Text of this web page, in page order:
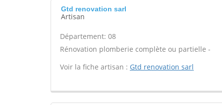
Gtd renovation sarl
Artisan
Département: 08
Rénovation plomberie complète ou partielle -
Voir la fiche artisan : Gtd renovation sarl